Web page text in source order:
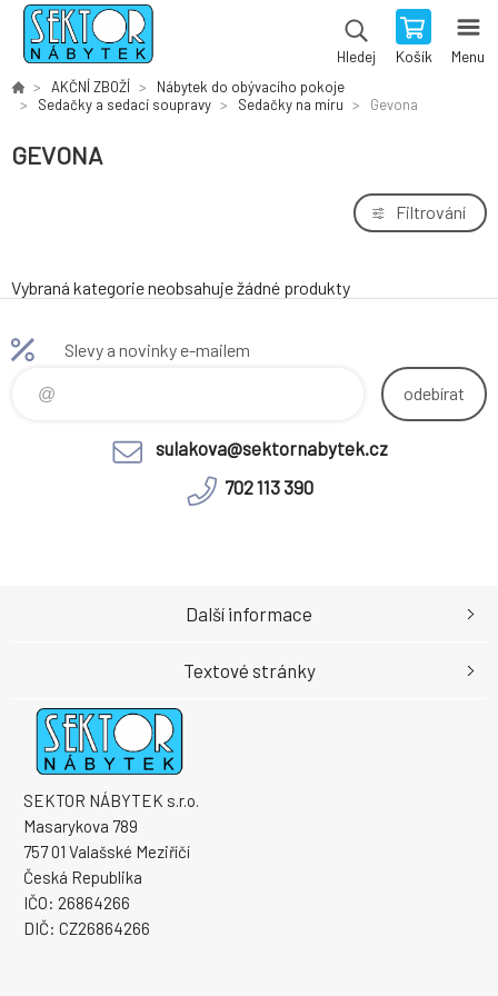
Hledej Košík Menu
AKČNÍ ZBOŽÍ
Nábytek do obývacího pokoje
Sedačky a sedací soupravy
Sedačky na míru Gevona
GEVONA
Filtrování
Vybraná kategorie neobsahuje žádné produkty
Slevy a novinky e-mailem
odebírat
sulakova@sektornabytek.cz
702 113 390
SEKTOR NÁBYTEK s.r.o.
Masarykova 789
757 01 Valašské Meziříčí
Česká Republika
IČO: 26864266
DIČ: CZ26864266
Další informace
Textové stránky